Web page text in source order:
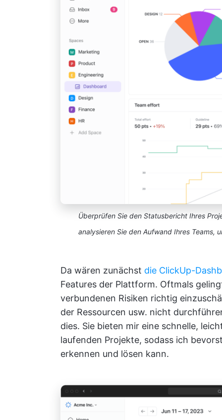
Überprüfen Sie den Statusbericht Ihres
analysieren Sie den Aufwand Ihres Teams,
Da wären zunächst die ClickUp-
Features der Plattform. Oftmals
verbundenen Risiken richtig
der Ressourcen usw. nicht
dies. Sie bieten mir eine schnelle,
laufenden Projekte, sodass ich
erkennen und lösen kann.